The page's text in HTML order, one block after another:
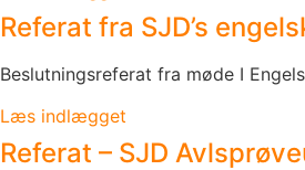
Referat fra SJD’s
Beslutningsreferat fra møde I
Læs indlægget
Referat – SJD